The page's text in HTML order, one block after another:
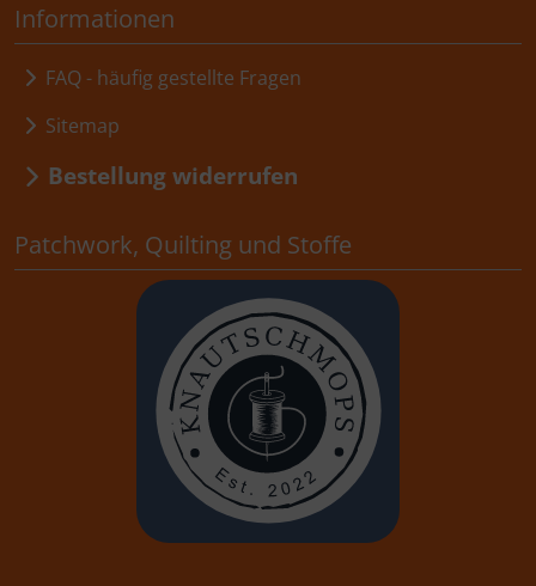
Informationen
FAQ - häufig gestellte Fragen
Sitemap
Bestellung widerrufen
Patchwork, Quilting und Stoffe